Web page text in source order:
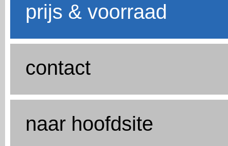
prijs & voorraad
contact
naar hoofdsite